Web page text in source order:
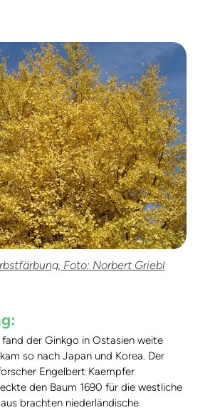
Foto: Norbert Griebl
der Ginkgo in Ostasien weite
so nach Japan und Korea. Der
Engelbert Kaempfer
den Baum 1690 für die westliche
brachten niederländische